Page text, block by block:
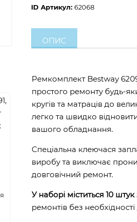
ID Артикул: 62068
ОПИС
Ремкомплект Bestway
простого ремонту будь-
кругів та матраців до
легко та швидко
вашого обладнання.
Спеціальна клеючася
виробу та виключає
довговічний ремонт.
У наборі міститься 10
ремонтів без